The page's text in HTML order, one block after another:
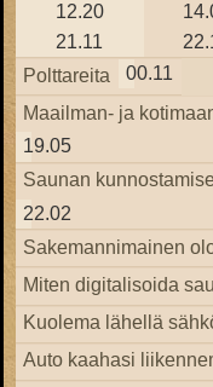
12.20
21.11
Polttareita
00.11
Maailman- ja
19.05
Saunan
22.02
Sakemannimainen
Miten digitalisoida
Kuolema lähellä
Auto kaahasi